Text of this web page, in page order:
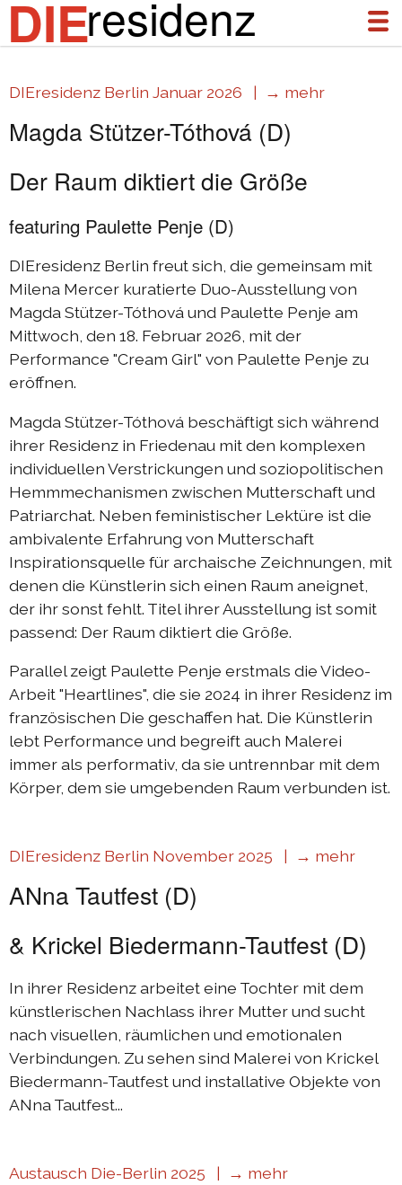
DIEresidenz
über uns
aktuelles
archiv
DIEresidenz Berlin Januar 2026
Austausch Die-Berlin 2025
Austausch Berlin-Die 2025
DIEresidenz Berlin September 2025
DIEresidenz Berlin Februar/Juni 2025
DIEresidenz Berlin Mai 2025
DIEresidenz Berlin März 2025
Sommerprogramm 2024
Austausch Berlin-Die 2024
Austausch Die-Berlin 2024
DIEresidenz EXTRA-Lecture-performance 2024
Austausch Berlin-Die 2023
Austausch Die-Berlin 2023
Sommerprogramm 2023
DIEresidenz EXTRA-Performance 2023
DIEresidenz EXTRA-Theater 2023
DIEresidenz hors les murs
DIEresidenzEXTRA 2022
Austausch Berlin-Die 2021
DIEresidenz hors les murs 2021
Sommerprogramm 2021
DIEresidenzEXTRA 2021
Austausch Die-Berlin 2020
DIEresidenz Berlin Januar 2026 | → mehr
Magda Stützer-Tóthová (D)
Der Raum diktiert die Größe
featuring Paulette Penje (D)
DIEresidenz Berlin freut sich, die gemeinsam mit
Milena Mercer kuratierte Duo-Ausstellung von
Magda Stützer-Tóthová und Paulette Penje am
Mittwoch, den 18. Februar 2026, mit der
Performance "Cream Girl" von Paulette Penje zu
eröffnen.
Magda Stützer-Tóthová beschäftigt sich während
ihrer Residenz in Friedenau mit den komplexen
individuellen Verstrickungen und soziopolitischen
Hemmmechanismen zwischen Mutterschaft und
Patriarchat. Neben feministischer Lektüre ist die
ambivalente Erfahrung von Mutterschaft
Inspirationsquelle für archaische Zeichnungen, mit
denen die Künstlerin sich einen Raum aneignet,
der ihr sonst fehlt. Titel ihrer Ausstellung ist somit
passend: Der Raum diktiert die Größe.
Parallel zeigt Paulette Penje erstmals die Video-
Arbeit "Heartlines", die sie 2024 in ihrer Residenz im
französischen Die geschaffen hat. Die Künstlerin
lebt Performance und begreift auch Malerei
immer als performativ, da sie untrennbar mit dem
Körper, dem sie umgebenden Raum verbunden ist.
DIEresidenz Berlin November 2025 | → mehr
ANna Tautfest (D)
& Krickel Biedermann-Tautfest (D)
In ihrer Residenz arbeitet eine Tochter mit dem
künstlerischen Nachlass ihrer Mutter und sucht
nach visuellen, räumlichen und emotionalen
Verbindungen. Zu sehen sind Malerei von Krickel
Biedermann-Tautfest und installative Objekte von
ANna Tautfest...
Austausch Die-Berlin 2025 | → mehr